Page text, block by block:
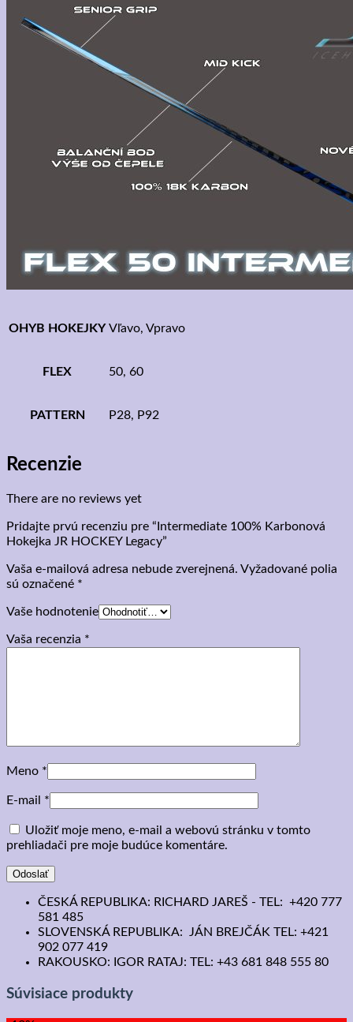
OHYB HOKEJKY Vľavo, Vpravo
FLEX 50, 60
PATTERN P28, P92
Recenzie
There are no reviews yet
Pridajte prvú recenziu pre “Intermediate 100% Karbonová
Hokejka JR HOCKEY Legacy”
Vaša e-mailová adresa nebude zverejnená. Vyžadované polia
sú označené *
Vaše hodnotenie
Vaša recenzia *
Meno *
E-mail *
Uložiť moje meno, e-mail a webovú stránku v tomto
prehliadači pre moje budúce komentáre.
ČESKÁ REPUBLIKA: RICHARD JAREŠ - TEL: +420 777
581 485
SLOVENSKÁ REPUBLIKA: JÁN BREJČÁK TEL: +421
902 077 419
RAKOUSKO: IGOR RATAJ: TEL: +43 681 848 555 80
Súvisiace produkty